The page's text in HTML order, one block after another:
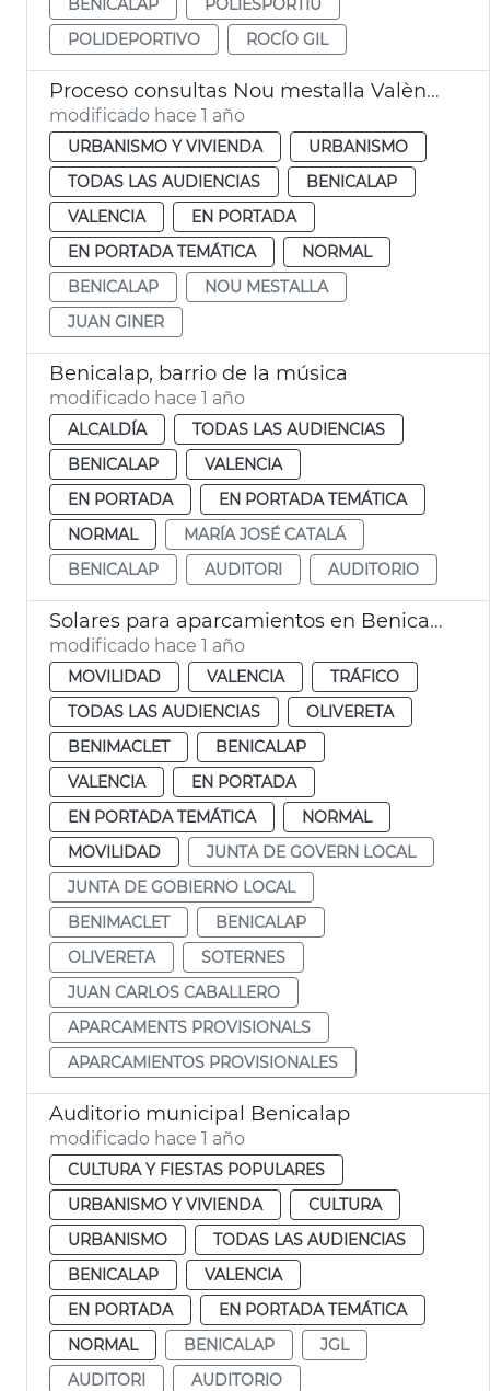
POLIDEPORTIVO
ROCÍO GIL
Proceso consultas Nou mestalla València
modificado hace 1 año
URBANISMO Y VIVIENDA
URBANISMO
TODAS LAS AUDIENCIAS
BENICALAP
VALENCIA
EN PORTADA
EN PORTADA TEMÁTICA
NORMAL
BENICALAP
NOU MESTALLA
JUAN GINER
Benicalap, barrio de la música
modificado hace 1 año
ALCALDÍA
TODAS LAS AUDIENCIAS
BENICALAP
VALENCIA
EN PORTADA
EN PORTADA TEMÁTICA
NORMAL
MARÍA JOSÉ CATALÁ
BENICALAP
AUDITORI AUDITORIO
Solares para aparcamientos en Benicalap, Benimàmet, Soternes
modificado hace 1 año
MOVILIDAD VALENCIA
TRÁFICO
TODAS LAS AUDIENCIAS
OLIVERETA
BENIMACLET
BENICALAP
VALENCIA
EN PORTADA
EN PORTADA TEMÁTICA
NORMAL
MOVILIDAD
JUNTA DE GOVERN LOCAL
JUNTA DE GOBIERNO LOCAL
BENIMACLET
BENICALAP
OLIVERETA
SOTERNES
JUAN CARLOS CABALLERO
APARCAMENTS PROVISIONALS
APARCAMIENTOS PROVISIONALES
Auditorio municipal Benicalap
modificado hace 1 año
CULTURA Y FIESTAS POPULARES
URBANISMO Y VIVIENDA
CULTURA
URBANISMO
TODAS LAS AUDIENCIAS
BENICALAP
VALENCIA
EN PORTADA
EN PORTADA TEMÁTICA
NORMAL
BENICALAP
JGL
AUDITORI
AUDITORIO